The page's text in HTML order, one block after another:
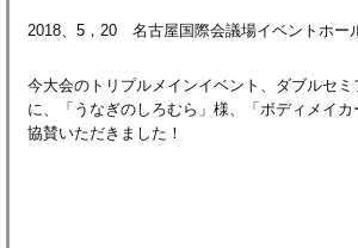
2018、5，20 名古屋国際会議場イベントホー
今大会のトリプルメインイベント、ダブルセ
に、「うなぎのしろむら」様、「ボディメイ
協賛いただきました！